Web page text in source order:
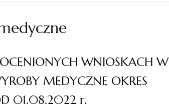
WNIOSKACH W
MEDYCZNE OKRES
01.08.2022 r.